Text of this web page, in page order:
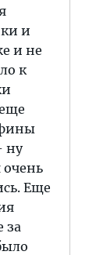
и
и не
к
ну
очень
Еще
за